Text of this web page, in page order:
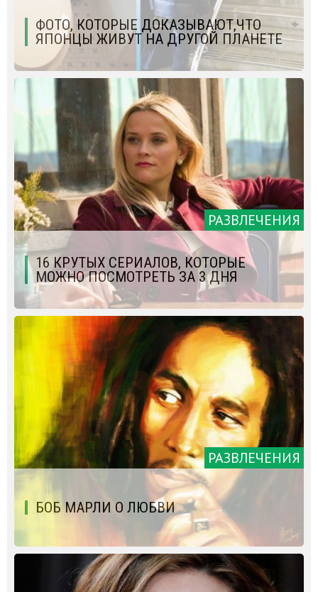
ФОТО, КОТОРЫЕ ДОКАЗЫВАЮТ,ЧТО
ЯПОНЦЫ ЖИВУТ НА ДРУГОЙ ПЛАНЕТЕ
РАЗВЛЕЧЕНИЯ
16 КРУТЫХ СЕРИАЛОВ, КОТОРЫЕ
МОЖНО ПОСМОТРЕТЬ ЗА 3 ДНЯ
РАЗВЛЕЧЕНИЯ
БОБ МАРЛИ О ЛЮБВИ